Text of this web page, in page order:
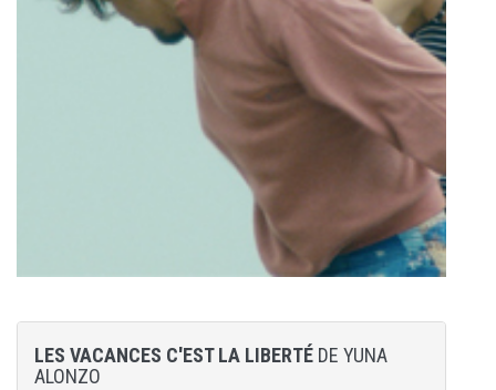
LES VACANCES C'EST LA LIBERTÉ DE YUNA
ALONZO